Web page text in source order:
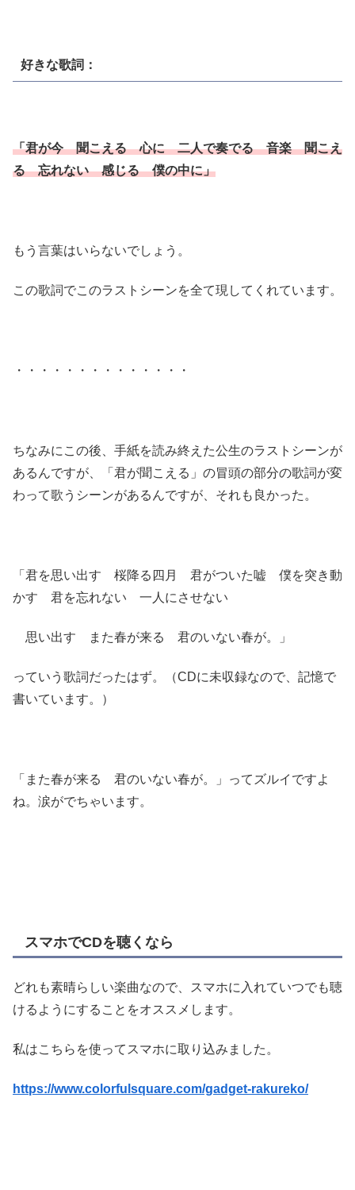
好きな歌詞：
「君が今 聞こえる 心に 二人で奏でる 音楽 聞こえ
る 忘れない 感じる 僕の中に」
もう言葉はいらないでしょう。
この歌詞でこのラストシーンを全て現してくれています。
・・・・・・・・・・・・・・
ちなみにこの後、手紙を読み終えた公生のラストシーンが
あるんですが、「君が聞こえる」の冒頭の部分の歌詞が変
わって歌うシーンがあるんですが、それも良かった。
「君を思い出す 桜降る四月 君がついた嘘 僕を突き動
かす 君を忘れない 一人にさせない
思い出す また春が来る 君のいない春が。」
っていう歌詞だったはず。（CDに未収録なので、記憶で
書いています。）
「また春が来る 君のいない春が。」ってズルイですよ
ね。涙がでちゃいます。
スマホでCDを聴くなら
どれも素晴らしい楽曲なので、スマホに入れていつでも聴
けるようにすることをオススメします。
私はこちらを使ってスマホに取り込みました。
https://www.colorfulsquare.com/gadget-rakureko/